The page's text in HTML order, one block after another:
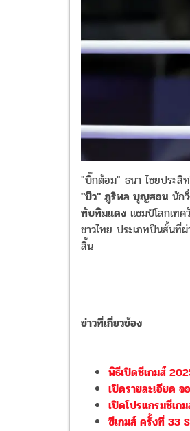
"บิ๊กต้อม" ธนา​ ไชยประสิ
"บิว" ภูริพล บุญสอน นัก
ทับทิมแดง แชมป์โลกเท
ชาวไทย ประเภทปืนสั้นที่
สิ้น
ข่าวที่เกี่ยวข้อง
พิธีเปิดซีเกมส์
เปิดรายละเอียด
เปิดโปรแกรมซีเ
ซีเกมส์ ครั้งที่ 33